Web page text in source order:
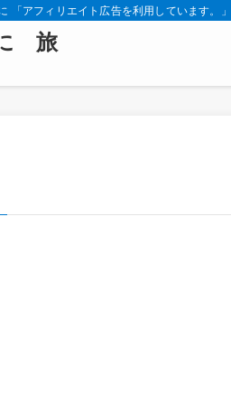
「アフィリエイト広告を利用しています。」
旅